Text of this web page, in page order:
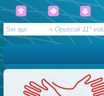
Sei qui: » Opuscoli 11°